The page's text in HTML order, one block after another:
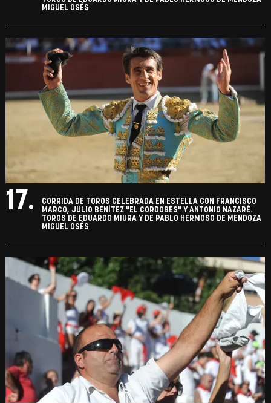
MIGUEL OSÉS
17.
CORRIDA DE TOROS CELEBRADA EN ESTELLA CON FRANCISCO
MARCO, JULIO BENÍTEZ "EL CORDOBÉS" Y ANTONIO NAZARÉ.
TOROS DE EDUARDO MIURA Y DE PABLO HERMOSO DE MENDOZA
MIGUEL OSÉS